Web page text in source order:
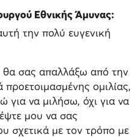
Εθνικής Άμυνας:
την πολύ ευγενική
θα σας απαλλάξω από την
ομιλίας,
να μιλήσω, όχι για να
μου να σας
σχετικά με τον τρόπο με